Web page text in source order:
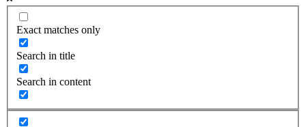
Exact matches only
Search in title
Search in content